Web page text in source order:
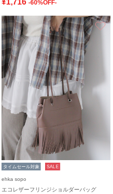
¥1,716 -60%OFF-
お気に入り
タイムセール対象 SALE
ehka sopo
エコレザーフリンジショルダーバッグ